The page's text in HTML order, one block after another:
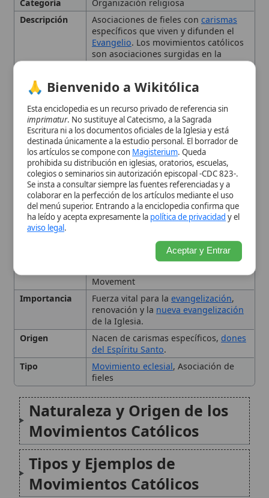
comunióneclesial y celo misionero
Contexto
Manifestación significativa de la
vitalidad de la Iglesia contemporánea,
con desarrollo histórico que incluye
ejemplos comoAcción Católica,
social.
Carismática Católica, Sillon, Catholic
Worker Movement, Catholic Land
Movement
Importancia Fuerza vital para laevangelización
renovación y lanueva evangelización
de la Iglesia.
Origen Nacen de carismas específicos,dones
del Espíritu Santo.
Tipo
Movimiento eclesial, Asociación de
fieles
Naturaleza y Origen de los
Tipos y Ejemplos de
Movimientos Católicos
Características de los
Movimientos Católicos
El Papel de los Movimientos
en la Nueva Evangelización
Desafíos y Orientaciones
Conclusión
destinada únicamente a la estudio personal. El borrador de
los artículos se compone conMagisterium. Queda
prohibida su distribución en iglesias, oratorios, escuelas,
colegios o seminarios sin autorización episcopal -CDC 823-.
Se insta a consultar siempre las fuentes referenciadas y a
colaborar en la perfección de los artículos mediante el uso
aviso legal.
Aceptar y Entrar